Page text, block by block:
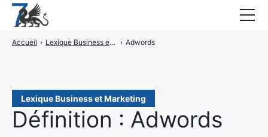
Accueil › Lexique Business et Marketing › Adwords
Lexique Business et Marketing
Définition : Adwords
Guides
Interviews
CONTACT